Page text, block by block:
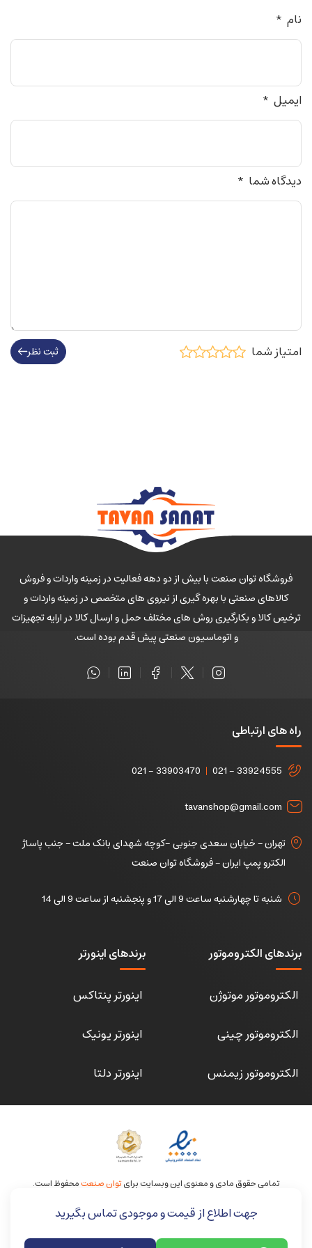
نام *
ایمیل *
دیدگاه شما *
امتیاز شما ثبت نظر
فروشگاه توان صنعت با بیش از دو دهه فعالیت در زمینه واردات و فروش
کالاهای صنعتی با بهره گیری از نیروی های متخصص در زمینه واردات و
ترخیص کالا و بکارگیری روش های مختلف حمل و ارسال کالا در ارایه تجهیزات
و اتوماسیون صنعتی پیش قدم بوده است.
راه های ارتباطی
021 - 33924555
021 - 33903470
tavanshop@gmail.com
تهران – خیابان سعدی جنوبی -کوچه شهدای بانک ملت – جنب پاساژ
الکترو پمپ ایران – فروشگاه توان صنعت
شنبه تا چهارشنبه ساعت 9 الی 17 و پنجشنبه از ساعت 9 الی 14
برندهای الکتروموتور
الکتروموتور موتوژن
الکتروموتور چینی
الکتروموتور زیمنس
برندهای اینورتر
اینورتر پنتاکس
اینورتر یونیک
اینورتر دلتا
تمامی حقوق مادی و معنوی این وبسایت برایتوان صنعتمحفوظ است.
جهت اطلاع از قیمت و موجودی تماس بگیرید